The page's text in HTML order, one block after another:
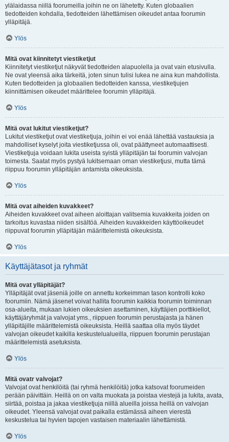
ylälaidassa niillä foorumeilla joihin ne on lähetetty. Kuten globaalien
tiedotteiden kohdalla, tiedotteiden lähettämisen oikeudet antaa foorumin
ylläpitäjä.
Ylös
Mitä ovat kiinnitetyt viestiketjut
Kiinnitetyt viestiketjut näkyvät tiedotteiden alapuolella ja ovat vain etusivulla.
Ne ovat yleensä aika tärkeitä, joten sinun tulisi lukea ne aina kun mahdollista.
Kuten tiedotteiden ja globaalien tiedotteiden kanssa, viestiketjujen
kiinnittämisen oikeudet määrittelee foorumin ylläpitäjä.
Ylös
Mitä ovat lukitut viestiketjut?
Lukitut viestiketjut ovat viestiketjuja, joihin ei voi enää lähettää vastauksia ja
mahdolliset kyselyt joita viestiketjussa oli, ovat päättyneet automaattisesti.
Viestiketjuja voidaan lukita useista syistä ylläpitäjän tai foorumin valvojan
toimesta. Saatat myös pystyä lukitsemaan oman viestiketjusi, mutta tämä
riippuu foorumin ylläpitäjän antamista oikeuksista.
Ylös
Mitä ovat aiheiden kuvakkeet?
Aiheiden kuvakkeet ovat aiheen aloittajan valitsemia kuvakkeita joiden on
tarkoitus kuvastaa niiden sisältöä. Aiheiden kuvakkeiden käyttöoikeudet
riippuvat foorumin ylläpitäjän määrittelemistä oikeuksista.
Ylös
Käyttäjätasot ja ryhmät
Mitä ovat ylläpitäjät?
Ylläpitäjät ovat jäseniä joille on annettu korkeimman tason kontrolli koko
foorumiin. Nämä jäsenet voivat hallita foorumin kaikkia foorumin toiminnan
osa-alueita, mukaan lukien oikeuksien asettaminen, käyttäjien porttikiellot,
käyttäjäryhmät ja valvojat yms., riippuen foorumin perustajasta ja hänen
ylläpitäjille määrittelemistä oikeuksista. Heillä saattaa olla myös täydet
valvojan oikeudet kaikilla keskustelualueilla, riippuen foorumin perustajan
määrittelemistä asetuksista.
Ylös
Mitä ovatr valvojat?
Valvojat ovat henkilöitä (tai ryhmä henkilöitä) jotka katsovat foorumeiden
perään päivittäin. Heillä on on valta muokata ja poistaa viestejä ja lukita, avata,
siirtää, poistaa ja jakaa viestiketjuja niillä alueilla joissa heillä on valvojan
oikeudet. Yleensä valvojat ovat paikalla estämässä aiheen vierestä
keskustelua tai hyvien tapojen vastaisen materiaalin lähettämistä.
Ylös